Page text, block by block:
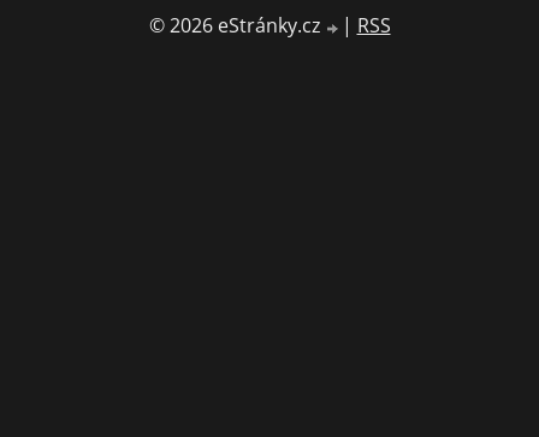
© 2026 eStránky.cz | RSS